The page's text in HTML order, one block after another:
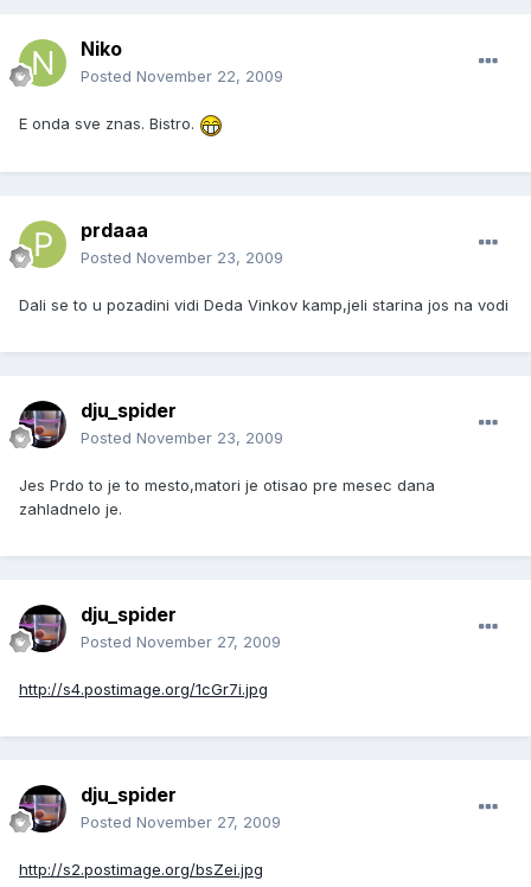
Niko
Posted November 22, 2009
E onda sve znas. Bistro.
prdaaa
Posted November 23, 2009
Dali se to u pozadini vidi Deda Vinkov kamp,jeli starina jos na vodi
dju_spider
Posted November 23, 2009
Jes Prdo to je to mesto,matori je otisao pre mesec dana
zahladnelo je.
dju_spider
Posted November 27, 2009
http://s4.postimage.org/1cGr7i.jpg
dju_spider
Posted November 27, 2009
http://s2.postimage.org/bsZei.jpg